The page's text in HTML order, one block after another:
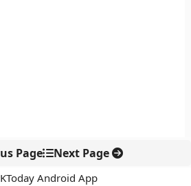
Page Next Page
Android App